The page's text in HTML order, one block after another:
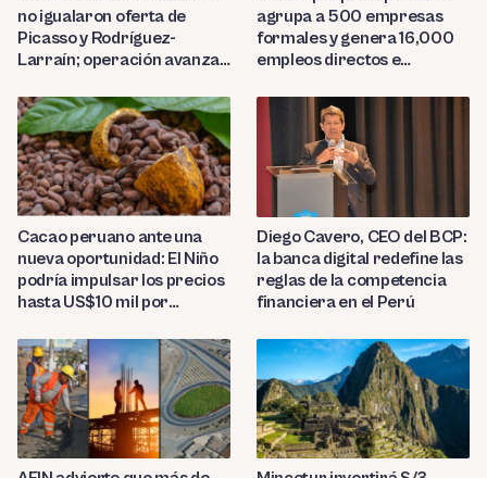
no igualaron oferta de
Picasso y Rodríguez-
Larraín; operación avanza
agrupa a 500 empresas
formales y genera 16,000
empleos directos e
Cacao peruano ante una
nueva oportunidad: El Niño
podría impulsar los precios
hasta US$10 mil por
Diego Cavero, CEO del BCP:
la banca digital redefine las
reglas de la competencia
financiera en el Perú